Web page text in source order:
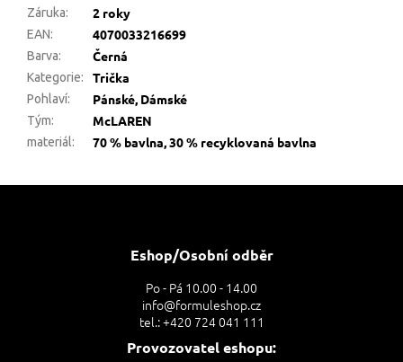
Záruka: 2 roky
EAN: 4070033216699
Barva: Černá
Kategorie: Trička
Pohlaví: Pánské, Dámské
Tým: McLAREN
materiál: 70 % bavlna, 30 % recyklovaná bavlna
Eshop/Osobní odběr
Po - Pá 10.00 - 14.00
info@formuleshop.cz
tel.: +420 724 041 111
Provozovatel eshopu: